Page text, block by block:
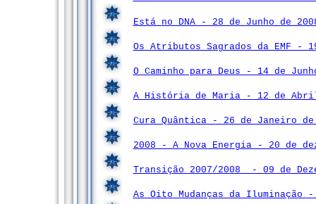
Está no DNA - 28 de Junho de
Os Atributos Sagrados da EMF -
O Caminho para Deus - 14 de
A História de Maria - 12 de
Cura Quântica - 26 de Janeiro de
2008 - A Nova Energia - 20 de
Transição 2007/2008 - 09 de
As Oito Mudanças da Iluminação